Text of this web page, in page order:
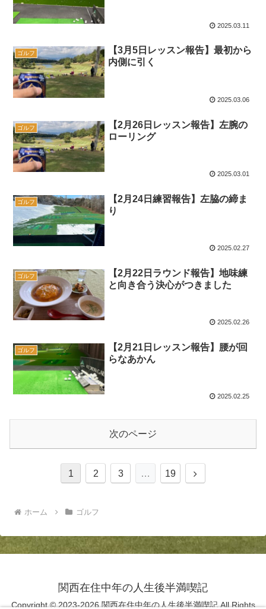
2025.03.11
ゴルフ
【3月5日レッスン報告】最初から
内側に引く
2025.03.06
ゴルフ
【2月26日レッスン報告】左腕の
ローリング
2025.03.01
ゴルフ
【2月24日練習報告】左脇の締ま
り
2025.02.27
ゴルフ
【2月22日ラウンド報告】地味練
と向き合う決心がつきました
2025.02.26
ゴルフ
【2月21日レッスン報告】腰が回
らなあかん
2025.02.25
次のページ
1 2 3 … 19
ホーム ゴルフ
関西在住中年の人生後半満喫記
Copyright © 2023-2026 関西在住中年の人生後半満喫記 All Rights